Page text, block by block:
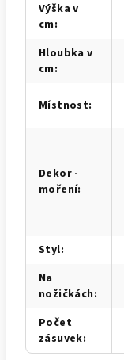
Výška v
cm:
Hloubka v
cm:
Místnost:
Dekor -
moření:
Styl:
Na
nožičkách:
Počet
zásuvek: